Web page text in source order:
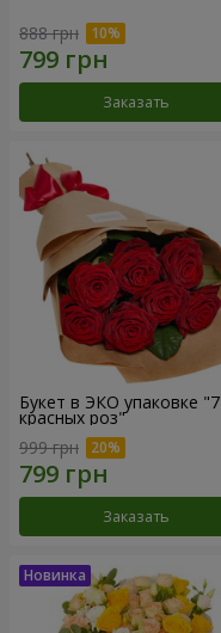
888 грн
Заказать
Букет в ЭКО упаковке "7
красных роз"
999 грн
Заказать